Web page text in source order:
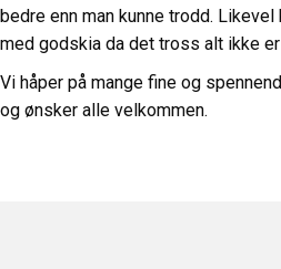
bedre enn man kunne trodd.
med godskia da det tross alt ikke
Vi håper på mange fine og
og ønsker alle velkommen.